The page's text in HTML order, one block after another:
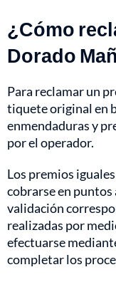
¿Cómo
Dorado
Para reclamar un
tiquete original en
enmendaduras y
por el operador.
Los premios
cobrarse en puntos
validación
realizadas por
efectuarse
completar los